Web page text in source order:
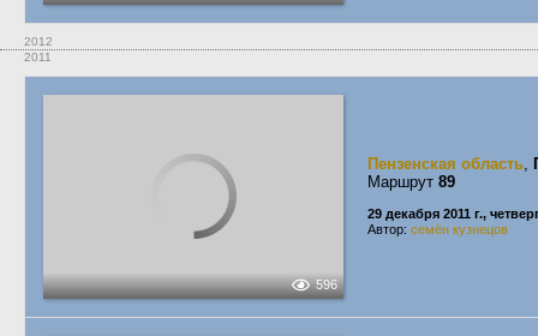
2012
2011
596
Пензенская область,
Маршрут 89
29 декабря 2011 г.,
Автор: семён кузнецов